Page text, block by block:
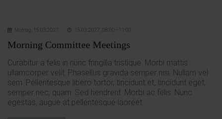
Montag, 15.03.2027 15.03.2027, 08:00–11:00
Morning Committee Meetings
Curabitur a felis in nunc fringilla tristique. Morbi mattis
ullamcorper velit. Phasellus gravida semper nisi. Nullam vel
sem. Pellentesque libero tortor, tincidunt et, tincidunt eget,
semper nec, quam. Sed hendrerit. Morbi ac felis. Nunc
egestas, augue at pellentesque laoreet.